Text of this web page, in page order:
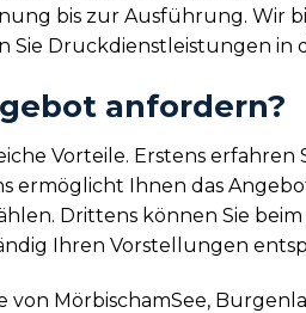
bis zur Ausführung.
Sie Druckdienstleistungen
anfordern?
Vorteile. Erstens
ermöglicht Ihnen das
Drittens können Sie
Ihren Vorstellungen
von MörbischamSee,